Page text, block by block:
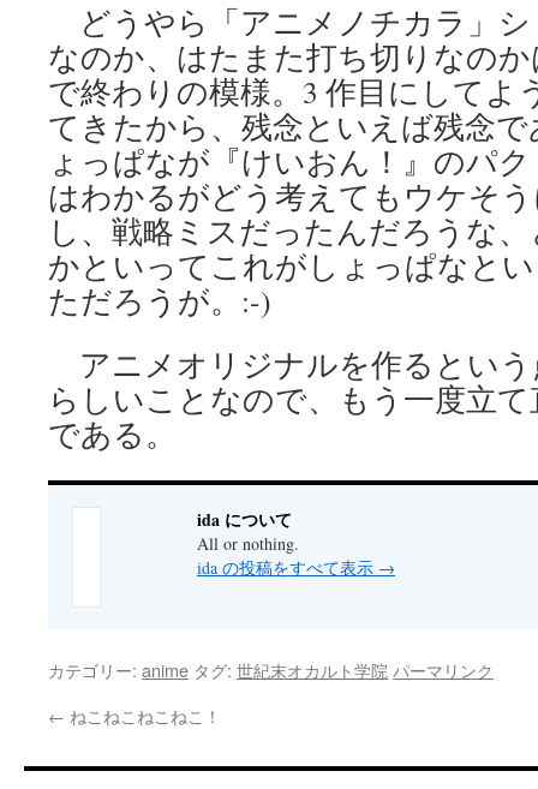
ッ
どうやら「アニメノチカラ」
なのか、はたまた打ち切りなの
で終わりの模様。3 作目にしてよ
てきたから、残念といえば残念
ょっぱなが『けいおん！』のパ
はわかるがどう考えてもウケそ
し、戦略ミスだったんだろうな
かといってこれがしょっぱなと
ただろうが。:-)
アニメオリジナルを作るとい
らしいことなので、もう一度立
である。
ida について
All or nothing.
ida の投稿をすべて表示 →
カテゴリー: anime タグ: 世紀末オカルト学院 パーマリンク
← ねこねこねこねこ！